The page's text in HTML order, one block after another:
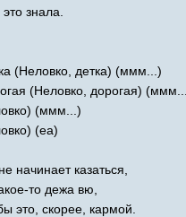
знала.
(Неловко, детка) (ммм...)
(Неловко, дорогая)
(ммм...)
(еа)
начинает казаться,
то дежа вю,
это, скорее, кармой.